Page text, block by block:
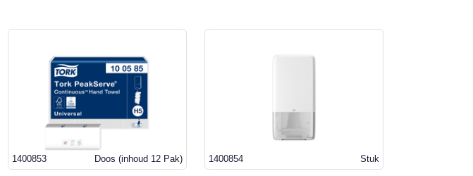
Doos(inhoud 12 Pak)
1400853 Stuk
1400854